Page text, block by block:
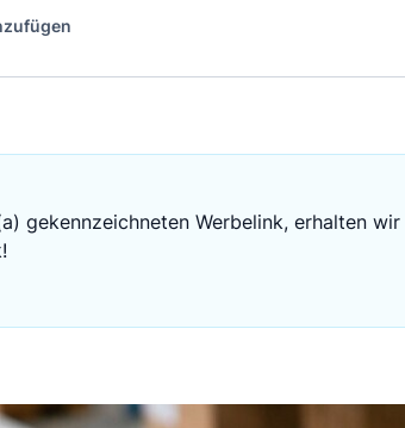
gekennzeichneten Werbelink, erhalten